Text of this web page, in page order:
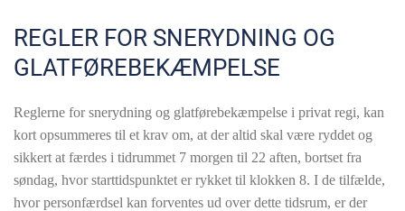
REGLER FOR SNERYDNING OG
GLATFØREBEKÆMPELSE
Reglerne for snerydning og glatførebekæmpelse i privat regi, kan
kort opsummeres til et krav om, at der altid skal være ryddet og
sikkert at færdes i tidrummet 7 morgen til 22 aften, bortset fra
søndag, hvor starttidspunktet er rykket til klokken 8. I de tilfælde,
hvor personfærdsel kan forventes ud over dette tidsrum, er der